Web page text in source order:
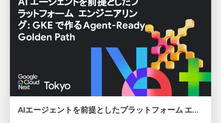
AIエージェントを前提としたプラットフォーム エンジニアリング：GKEで作るAgent-Ready Golden Path